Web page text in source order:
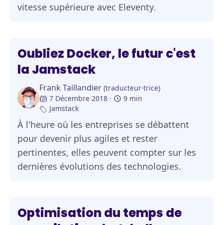
vitesse supérieure avec Eleventy.
Oubliez Docker, le futur c'est
la Jamstack
Frank Taillandier (traducteur·trice)
7 Décembre 2018
9 min
Jamstack
À l'heure où les entreprises se débattent
pour devenir plus agiles et rester
pertinentes, elles peuvent compter sur les
dernières évolutions des technologies.
Optimisation du temps de